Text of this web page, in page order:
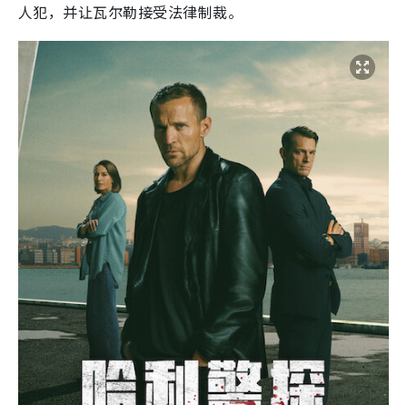
人犯，并让瓦尔勒接受法律制裁。